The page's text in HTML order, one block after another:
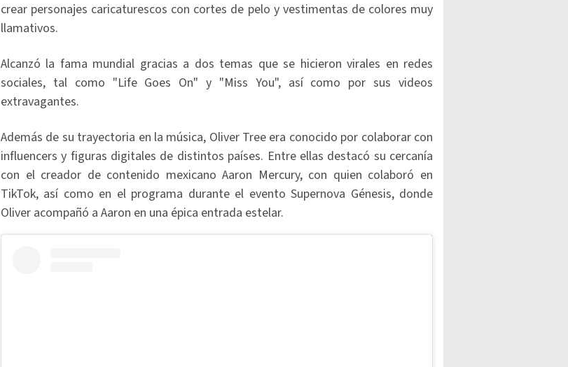
crear personajes caricaturescos con cortes de pelo y vestimentas de colores muy
llamativos.
Alcanzó la fama mundial gracias a dos temas que se hicieron virales en redes
sociales, tal como "Life Goes On" y "Miss You", así como por sus videos
extravagantes.
Además de su trayectoria en la música, Oliver Tree era conocido por colaborar con
influencers y figuras digitales de distintos países. Entre ellas destacó su cercanía
con el creador de contenido mexicano Aaron Mercury, con quien colaboró en
TikTok, así como en el programa durante el evento Supernova Génesis, donde
Oliver acompañó a Aaron en una épica entrada estelar.